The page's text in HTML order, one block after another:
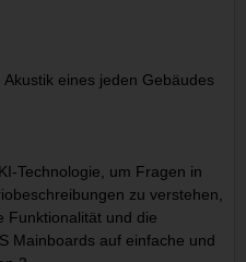
eines jeden Gebäudes
Technologie, um Fragen in
zu verstehen,
Funktionalität und die
Mainboards auf einfache und